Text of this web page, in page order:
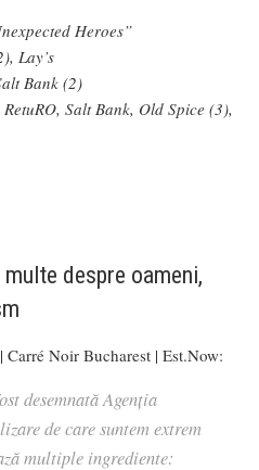
Heroes”
Lay’s
Bank (2)
RetuRO, Salt Bank, Old Spice (3),
despre oameni,
Carré Noir Bucharest | Est.Now:
desemnată Agenția
de care suntem extrem
multiple ingrediente: